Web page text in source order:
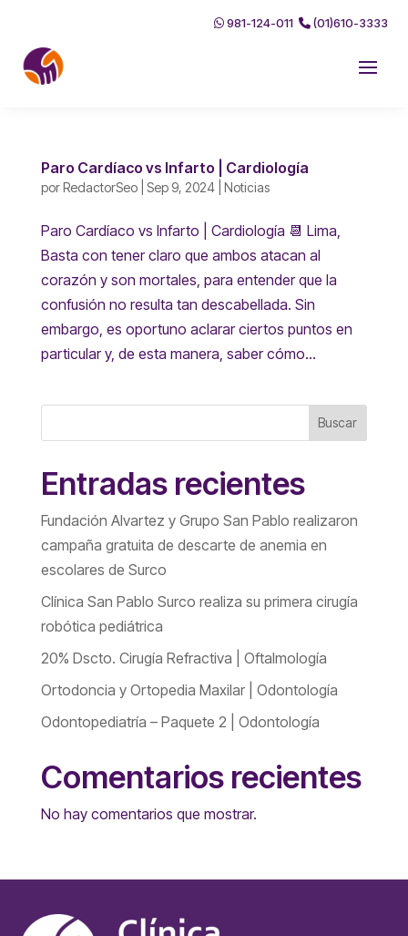
981-124-011 (01)610-3333
Paro Cardíaco vs Infarto | Cardiología
porRedactorSeo| Sep 9, 2024| Noticias
Paro Cardíaco vs Infarto | Cardiología 📆 Lima,
Basta con tener claro que ambos atacan al
corazón y son mortales, para entender que la
confusión no resulta tan descabellada. Sin
embargo, es oportuno aclarar ciertos puntos en
particular y, de esta manera, saber cómo...
Buscar
Entradas recientes
Fundación Alvartez y Grupo San Pablo realizaron
campaña gratuita de descarte de anemia en
escolares de Surco
Clínica San Pablo Surco realiza su primera cirugía
robótica pediátrica
20% Dscto. Cirugía Refractiva | Oftalmología
Ortodoncia y Ortopedia Maxilar | Odontología
Odontopediatría – Paquete 2 | Odontología
Comentarios recientes
No hay comentarios que mostrar.